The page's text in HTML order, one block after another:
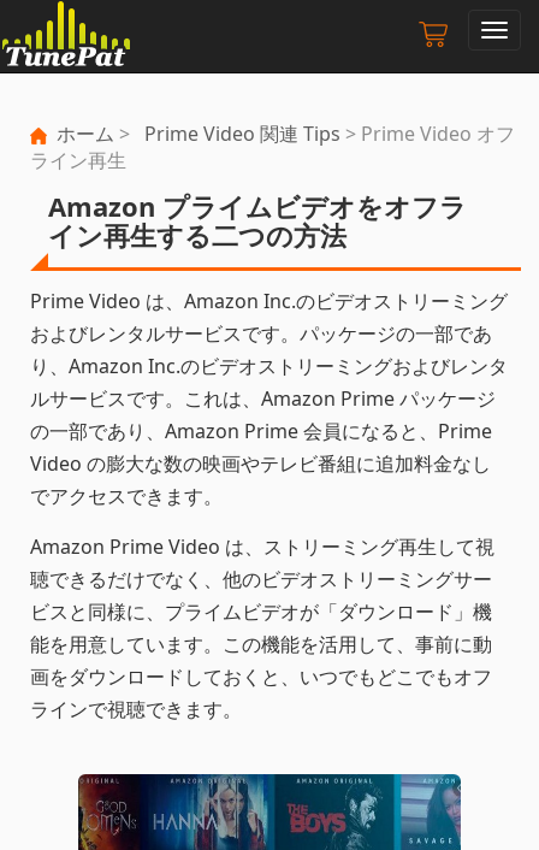
ナ
シ
り
替
ホーム > Prime Video 関連 Tips > Prime Video オフ
ライン再生
Amazon プライムビデオをオフラ
イン再生する二つの方法
Prime Video は、Amazon Inc.のビデオストリーミング
およびレンタルサービスです。パッケージの一部であ
り、Amazon Inc.のビデオストリーミングおよびレンタ
ルサービスです。これは、Amazon Prime パッケージ
の一部であり、Amazon Prime 会員になると、Prime
Video の膨大な数の映画やテレビ番組に追加料金なし
でアクセスできます。
Amazon Prime Video は、ストリーミング再生して視
聴できるだけでなく、他のビデオストリーミングサー
ビスと同様に、プライムビデオが「ダウンロード」機
能を用意しています。この機能を活用して、事前に動
画をダウンロードしておくと、いつでもどこでもオフ
ラインで視聴できます。